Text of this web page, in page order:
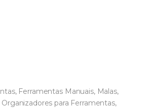
, Ferramentas Manuais, Malas,
Organizadores para Ferramentas,